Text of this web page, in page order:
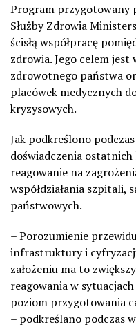
Program przygotowany
Służby Zdrowia
ścisłą współpracę
zdrowia. Jego celem
zdrowotnego państwa
placówek medycznych
kryzysowych.
Jak podkreślono
doświadczenia ostatnich
reagowanie na
współdziałania szpitali,
państwowych.
– Porozumienie
infrastruktury i
założeniu ma to
reagowania w
poziom przygotowania
– podkreślano podczas